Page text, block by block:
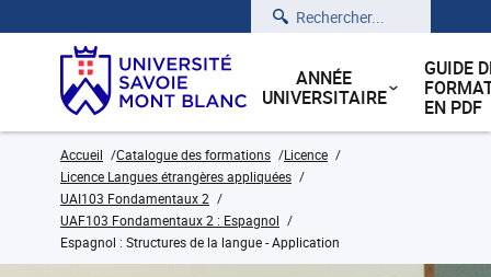
Rechercher
ANNÉE
UNIVERSITAIRE
GUIDE
EN PDF
Accueil Catalogue des formations
Licence
Licence Langues étrangères appliquées
UAI103 Fondamentaux 2
UAF103 Fondamentaux 2 : Espagnol
Espagnol : Structures de la langue - Application